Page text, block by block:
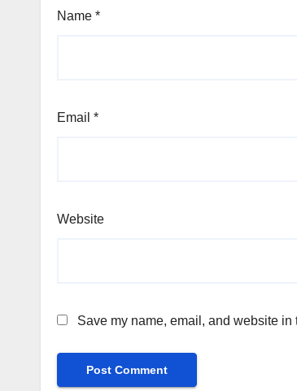
Name *
Email *
Website
Save my name, email, and website